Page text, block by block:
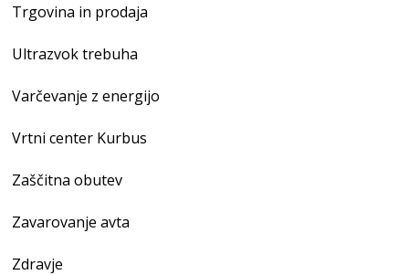
Trgovina in prodaja
Ultrazvok trebuha
Varčevanje z energijo
Vrtni center Kurbus
Zaščitna obutev
Zavarovanje avta
Zdravje